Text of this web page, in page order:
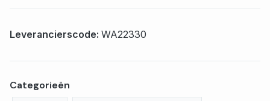
Leverancierscode: WA22330
Categorieën